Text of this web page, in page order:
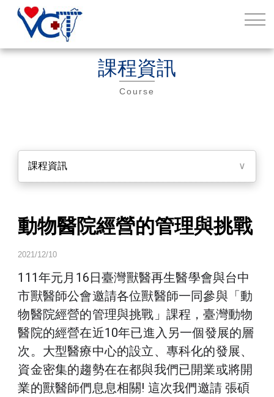
課程資訊
Course
課程資訊 ∨
動物醫院經營的管理與挑戰
2021/12/10
111年元月16日臺灣獸醫再生醫學會與台中
市獸醫師公會邀請各位獸醫師一同參與「動
物醫院經營的管理與挑戰」課程，臺灣動物
醫院的經營在近10年已進入另一個發展的層
次。大型醫療中心的設立、專科化的發展、
資金密集的趨勢在在都與我們已開業或將開
業的獸醫師們息息相關! 這次我們邀請 張碩